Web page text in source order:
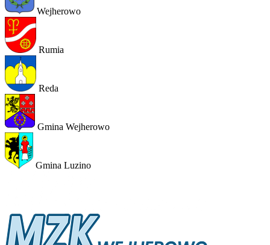
Wejherowo
Rumia
Reda
Gmina Wejherowo
Gmina Luzino